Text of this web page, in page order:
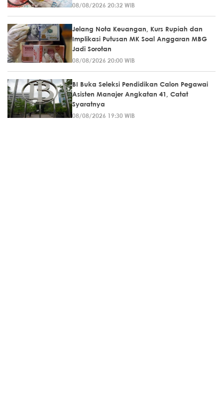
08/08/2026 20:32 WIB
Jelang Nota Keuangan, Kurs Rupiah dan
Implikasi Putusan MK Soal Anggaran MBG
Jadi Sorotan
08/08/2026 20:00 WIB
BI Buka Seleksi Pendidikan Calon Pegawai
Asisten Manajer Angkatan 41, Catat
Syaratnya
08/08/2026 19:30 WIB